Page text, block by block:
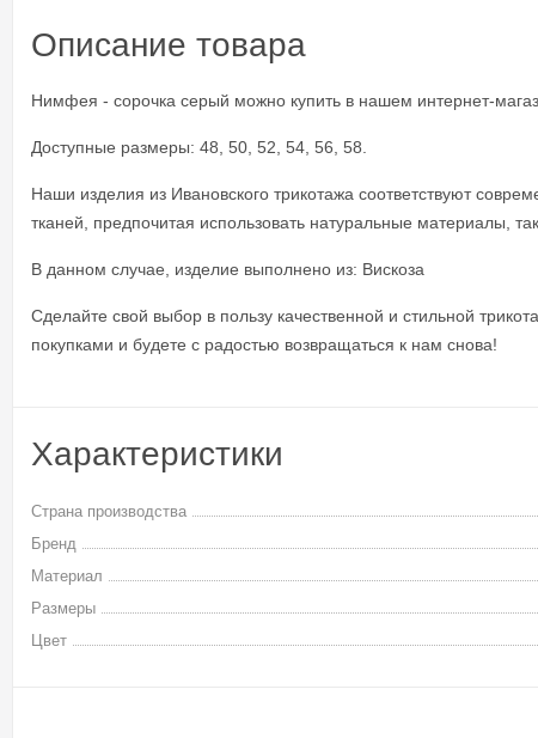
Описание товара
Нимфея - сорочка серый можно купить в нашем интернет-
Доступные размеры: 48, 50, 52, 54, 56, 58.
Наши изделия из Ивановского трикотажа соответствуют
тканей, предпочитая использовать натуральные материалы,
В данном случае, изделие выполнено из: Вискоза
Сделайте свой выбор в пользу качественной и стильной
покупками и будете с радостью возвращаться к нам снова!
Характеристики
Страна производства
Бренд
Материал
Размеры
Цвет